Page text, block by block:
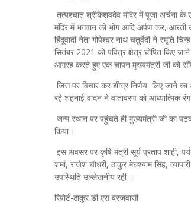
तत्पश्चात श्रीकेशवदेव मंदिर में पूजा अर्चना के
मंदिर में भगवान को भोग आदि अर्पण कर, आरती
हिंदूवादी नेता गोपेश्वर नाथ चतुर्वेदी ने स्मृति
सितंबर 2021 को पवित्र क्षेत्र घोषित किए
आग्रह करते हुए एक ज्ञापन मुख्यमंत्री जी को
जिस पर विचार कर शीघ्र निर्णय लिए जाने
रहे शहनाई वादन ने वातावरण को आध्यात्मिक रंग
जन्म स्थान पर पहुंचते ही मुख्यमंत्री जी का
किया।
इस अवसर पर कृषि मंत्री सूर्य प्रताप शाही,
शर्मा, राजेश चौधरी, ठाकुर मेघश्याम सिंह,
उपस्थिति उल्लेखनीय रही ।
रिपोर्ट-ठाकुर डी एस ब्रजवासी